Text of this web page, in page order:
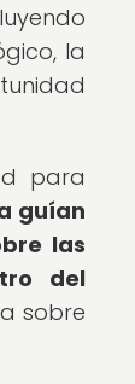
la
para
guían
las
del
sobre